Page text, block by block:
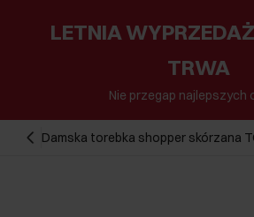
LETNIA
TRWA
Nie przegap najlepszych
Damska torebka shopper skórzana